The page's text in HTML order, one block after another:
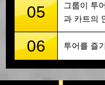
05
그룹이 투
과 카트의
06 투어를 즐